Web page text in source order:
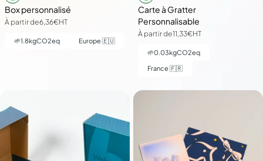
Box personnalisé
À partir de6,36€HT
🌱1.8kgCO2eq Europe 🇪🇺
Carte à Gratter
Personnalisable
À partir de11,33€HT
🌱0.03kgCO2eq
France 🇫🇷